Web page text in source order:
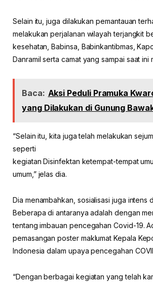
Selain itu, juga dilakukan pemantauan
melakukan perjalanan wilayah terjangkit
kesehatan, Babinsa, Babinkantibmas,
Danramil serta camat yang sampai saat ini
Baca: Aksi Peduli Pramuka
yang Dilakukan di Gunung
“Selain itu, kita juga telah melakukan
seperti
kegiatan Disinfektan ketempat-tempat
umum,” jelas dia.
Dia menambahkan, sosialisasi juga intens
Beberapa di antaranya adalah dengan
tentang imbauan pencegahan Covid-19.
pemasangan poster maklumat Kepala
Indonesia dalam upaya pencegahan
“Dengan berbagai kegiatan yang telah